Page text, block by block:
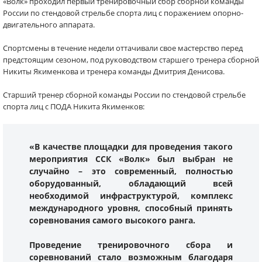
России по стендовой стрельбе спорта лиц с поражением опорно-
двигательного аппарата.
Спортсмены в течение недели оттачивали свое мастерство перед
предстоящим сезоном, под руководством старшего тренера сборной
Никиты Якименкова и тренера команды Дмитрия Денисова.
Старший тренер сборной команды России по стендовой стрельбе
спорта лиц с ПОДА Никита Якименков:
«В качестве площадки для проведения такого
мероприятия ССК «Волк» был выбран не
случайно – это современный, полностью
оборудованный, обладающий всей
необходимой инфраструктурой, комплекс
международного уровня, способный принять
соревнования самого высокого ранга.
Проведение тренировочного сбора и
соревнований стало возможным благодаря